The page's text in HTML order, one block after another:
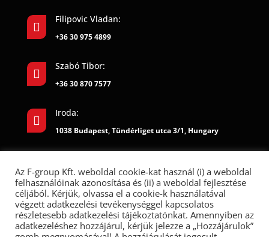

Filipovic Vladan:
+36 30 975 4899

Szabó Tibor:
+36 30 870 7577

Iroda:
1038 Budapest, Tündérliget utca 3/1, Hungary
Az F-group Kft. weboldal cookie-kat használ (i) a weboldal
felhasználóinak azonosítása és (ii) a weboldal fejlesztése
céljából. Kérjük, olvassa el a cookie-k használatával
végzett adatkezelési tevékenységgel kapcsolatos
részletesebb adatkezelési tájékoztatónkat. Amennyiben az
adatkezeléshez hozzájárul, kérjük jelezze a „Hozzájárulok”